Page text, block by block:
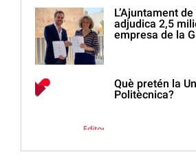
L’Ajuntament
adjudica 2,5
empresa de la
Què pretén la
Politècnica?